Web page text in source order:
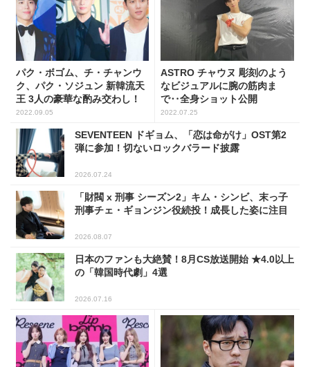
パク・ボゴム、チ・チャンウ
ク、パク・ソジュン 新韓流天
王 3人の豪華な酌み交わし！
2022.09.05
ASTRO チャウヌ 彫刻のよう
なビジュアルに腕の筋肉ま
で‥全身ショット公開
2022.07.25
SEVENTEEN ドギョム、「恋は命がけ」OST第2
弾に参加！切ないロックバラード披露
2026.07.24
「財閥 x 刑事 シーズン2」キム・シンビ、末っ子
刑事チェ・ギョンジン役続投！成長した姿に注目
2026.08.07
日本のファンも大絶賛！8月CS放送開始 ★4.0以上
の「韓国時代劇」4選
2026.07.16